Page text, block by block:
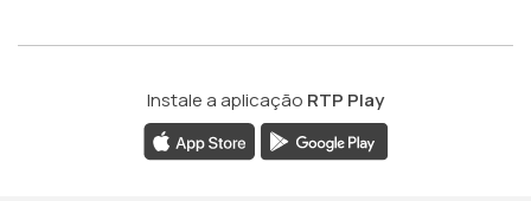
Instale a aplicação RTP Play